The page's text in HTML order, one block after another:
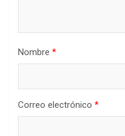
Nombre *
Correo electrónico *